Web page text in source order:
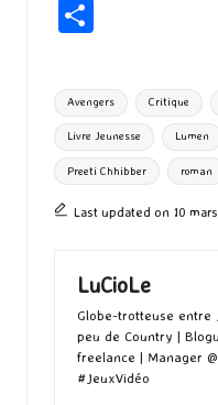
o
o
k
d
o
n
l
ta
g
er
Tags:
Avengers Critique
Livre Jeunesse Lumen
Preeti Chhibber roman
Last updated on 10
LuCioLe
Globe-trotteuse entre
peu de Country |
freelance | Manager
#JeuxVidéo